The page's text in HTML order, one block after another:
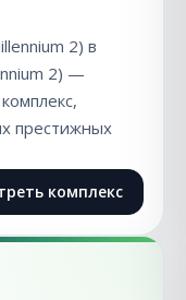
2) в
2) —
престижных
комплекс